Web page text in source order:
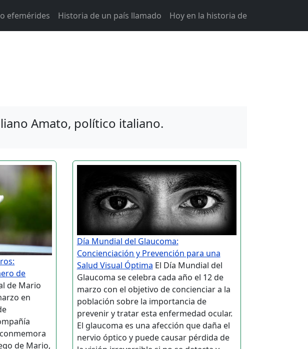
efemérides Historia de un país llamado Hoy en la historia de
Amato, político italiano.
de
de Mario
en
de Mario,
Día Mundial del Glaucoma:
Concienciación y Prevención para una
Salud Visual Óptima El Día Mundial del
Glaucoma se celebra cada año el 12 de
marzo con el objetivo de concienciar a la
población sobre la importancia de
prevenir y tratar esta enfermedad ocular.
El glaucoma es una afección que daña el
nervio óptico y puede causar pérdida de